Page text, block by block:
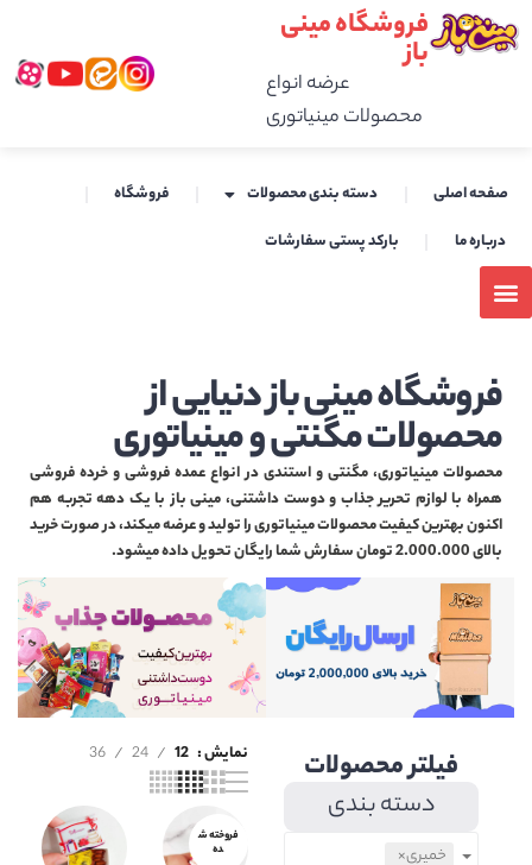
فروشگاه مینی
باز
عرضه انواع
محصولات مینیاتوری
صفحه اصلی دسته بندی محصولات
فروشگاه
درباره ما
بارکد پستی سفارشات
فروشگاه مینی باز دنیایی از
محصولات مگنتی و مینیاتوری
محصولات مینیاتوری، مگنتی و استندی در انواع عمده فروشی و خرده فروشی
همراه با لوازم تحریر جذاب و دوست داشتنی، مینی باز با یک دهه تجربه هم
اکنون بهترین کیفیت محصولات مینیاتوری را تولید و عرضه میکند، در صورت خرید
بالای 2.000.000 تومان سفارش شما رایگان تحویل داده میشود.
فیلتر محصولات
دسته بندی
خمیری×
نمایش 12
24
36
فروخته ش
ده